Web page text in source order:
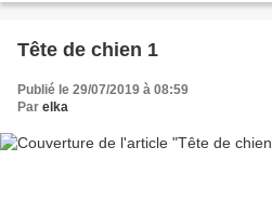
Tête de chien 1
Publié le 29/07/2019 à 08:59
Par elka